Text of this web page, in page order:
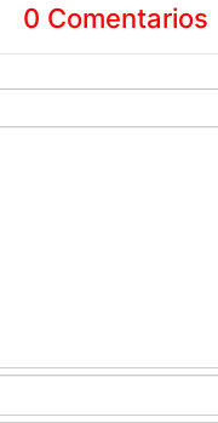
0 Comentarios